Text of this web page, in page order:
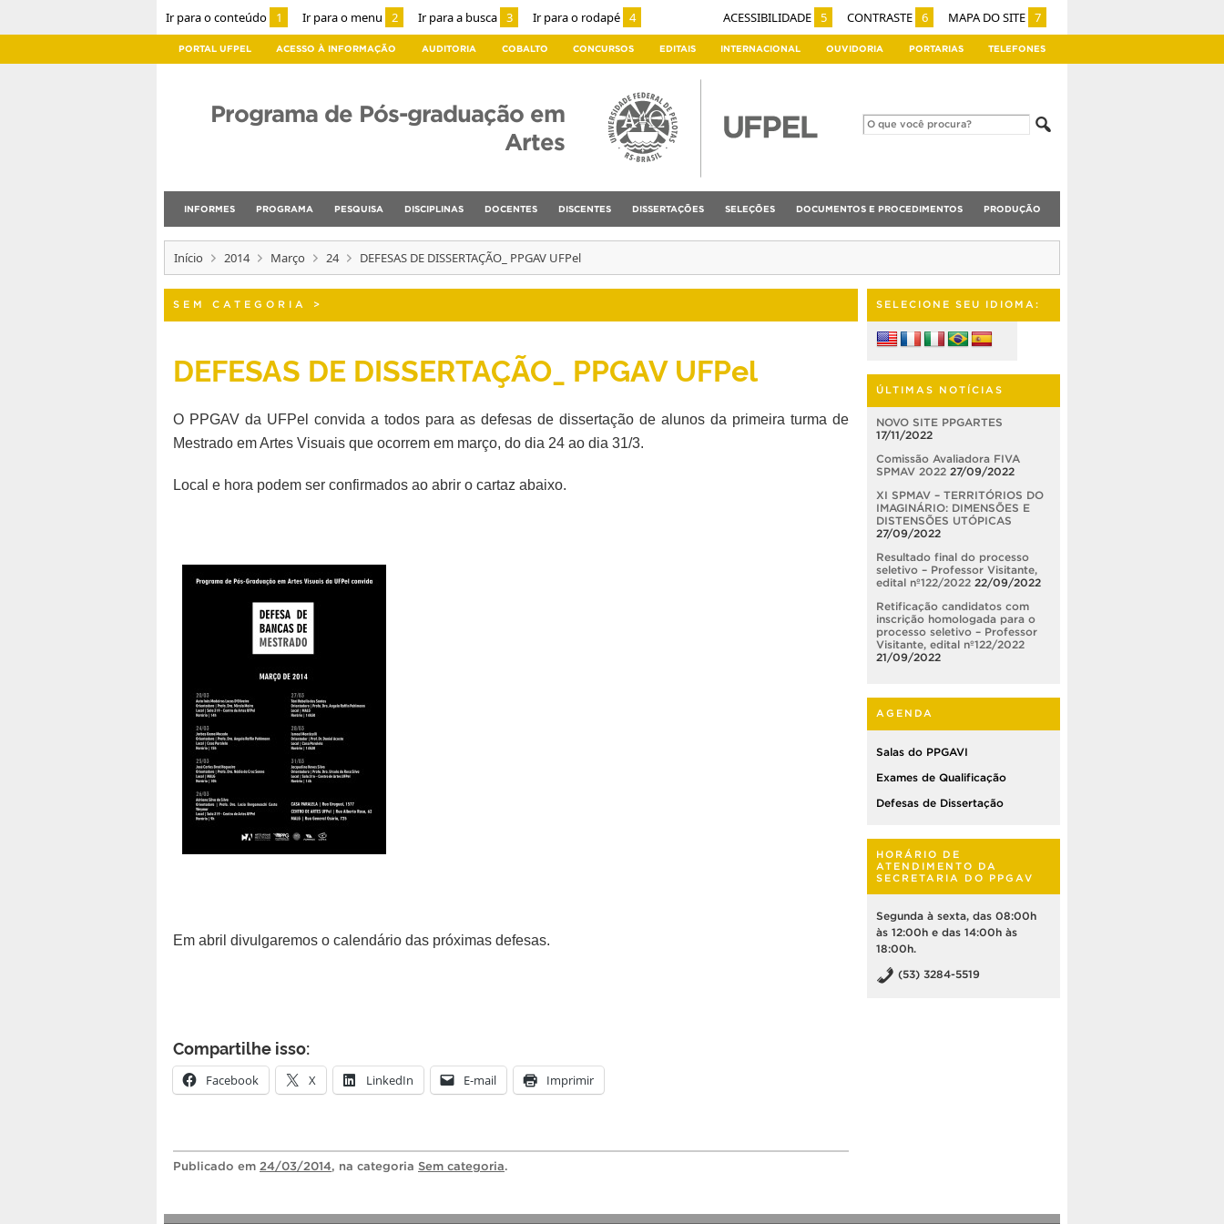
Ir para o conteúdo 1 Ir para o menu 2 Ir para a busca 3 Ir para o rodapé 4 ACESSIBILIDADE 5 CONTRASTE 6 MAPA DO SITE 7
PORTAL UFPEL ACESSO À INFORMAÇÃO AUDITORIA COBALTO CONCURSOS EDITAIS INTERNACIONAL OUVIDORIA PORTARIAS TELEFONES
Programa de Pós-graduação em
Artes
INFORMES PROGRAMA PESQUISA DISCIPLINAS DOCENTES DISCENTES DISSERTAÇÕES SELEÇÕES DOCUMENTOS E PROCEDIMENTOS PRODUÇÃO
Início 2014 Março 24 DEFESAS DE DISSERTAÇÃO_ PPGAV UFPel
SEM CATEGORIA >
DEFESAS DE DISSERTAÇÃO_ PPGAV UFPel
O PPGAV da UFPel convida a todos para as defesas de dissertação de alunos da primeira turma de
Mestrado em Artes Visuais que ocorrem em março, do dia 24 ao dia 31/3.
Local e hora podem ser confirmados ao abrir o cartaz abaixo.
Em abril divulgaremos o calendário das próximas defesas.
Compartilhe isso:
Facebook X LinkedIn E-mail Imprimir
Publicado em 24/03/2014, na categoria Sem categoria.
SELECIONE SEU IDIOMA:
ÚLTIMAS NOTÍCIAS
NOVO SITE PPGARTES
17/11/2022
Comissão Avaliadora FIVA
SPMAV 2022 27/09/2022
XI SPMAV – TERRITÓRIOS DO
IMAGINÁRIO: DIMENSÕES E
DISTENSÕES UTÓPICAS
27/09/2022
Resultado final do processo
seletivo – Professor Visitante,
edital nº122/2022 22/09/2022
Retificação candidatos com
inscrição homologada para o
processo seletivo – Professor
Visitante, edital nº122/2022
21/09/2022
AGENDA
Salas do PPGAVI
Exames de Qualificação
Defesas de Dissertação
HORÁRIO DE
ATENDIMENTO DA
SECRETARIA DO PPGAV
Segunda à sexta, das 08:00h
às 12:00h e das 14:00h às
18:00h.
(53) 3284-5519